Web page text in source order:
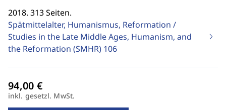
2018. 313 Seiten.
Spätmittelalter, Humanismus, Reformation /
Studies in the Late Middle Ages, Humanism, and
the Reformation (SMHR) 106
inkl. gesetzl. MwSt.